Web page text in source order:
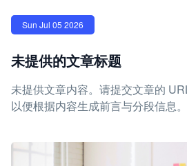
Sun Jul 05 2026
未提供的文章标题
未提供文章内容。请提交文章的
以便根据内容生成前言与分段信息。